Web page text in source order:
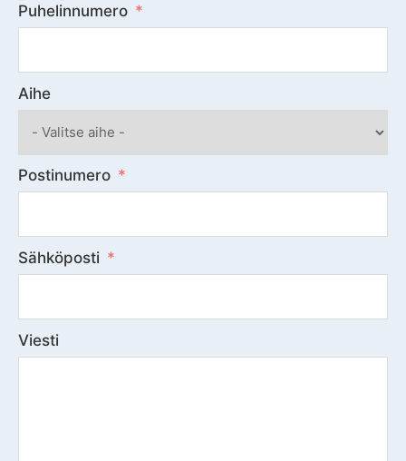
Puhelinnumero
Aihe
Postinumero
Sähköposti
Viesti